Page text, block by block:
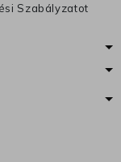
Szabályzatot